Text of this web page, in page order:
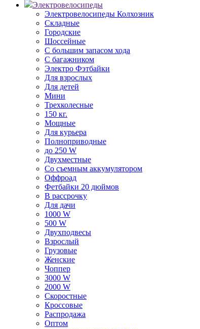
Электровелосипеды
Электровелосипеды Колхозник
Складные
Городские
Шоссейные
С большим запасом хода
С багажником
Электро Фэтбайки
Для взрослых
Для детей
Мини
Трехколесные
150 кг.
Мощные
Для курьера
Полноприводные
до 250 W
Двухместные
Со съемным аккумулятором
Оффроад
Фетбайки 20 дюймов
В рассрочку
Для дачи
1000 W
500 W
Двухподвесы
Взрослый
Грузовые
Женские
Чоппер
3000 W
2000 W
Скоростные
Кроссовые
Распродажа
Оптом